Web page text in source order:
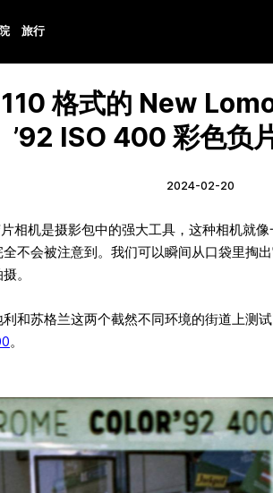
旅行
格式的 New
’92 ISO 400 彩色负
2024-02-20
相机是摄影包中的强大工具，这种相机就
不会被注意到。我们可以瞬间从口袋里掏
。
和苏格兰这两个截然不同环境的街道上测
。